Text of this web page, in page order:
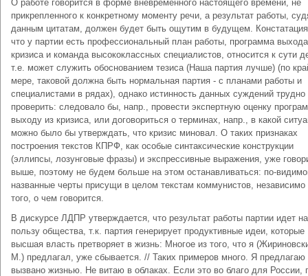
О работе говорится в форме вневременного настоящего времени, не
прикрепленного к конкретному моменту речи, а результат работы,
данным цитатам, должен будет быть ощутим в будущем. Констатация
что у партии есть профессиональный план работы, программа
кризиса и команда высококлассных специалистов, относится к сути
т.е. может служить обоснованием тезиса (Наша партия лучше) (по
мере, таковой должна быть нормальная партия - с планами работы и
специалистами в рядах), однако истинность данных суждений трудно
проверить: следовало бы, напр., провести экспертную оценку
выходу из кризиса, или договориться о терминах, напр., в какой
можно было бы утверждать, что кризис миновал. О таких признаках
построения текстов КПРФ, как особые синтаксические конструкции
(эллипсы, лозунговые фразы) и экспрессивные выражения, уже
выше, поэтому не будем больше на этом останавливаться: по-
названные черты присущи в целом текстам коммунистов, независимо
того, о чем говорится.
В дискурсе ЛДПР утверждается, что результат работы партии идет на
пользу общества, т.к. партия генерирует продуктивные идеи, которые
высшая власть претворяет в жизнь: Многое из того, что я
М.) предлагал, уже сбывается. // Таких примеров много. Я предлагаю
вызвано жизнью. Не витаю в облаках. Если это во благо для России,